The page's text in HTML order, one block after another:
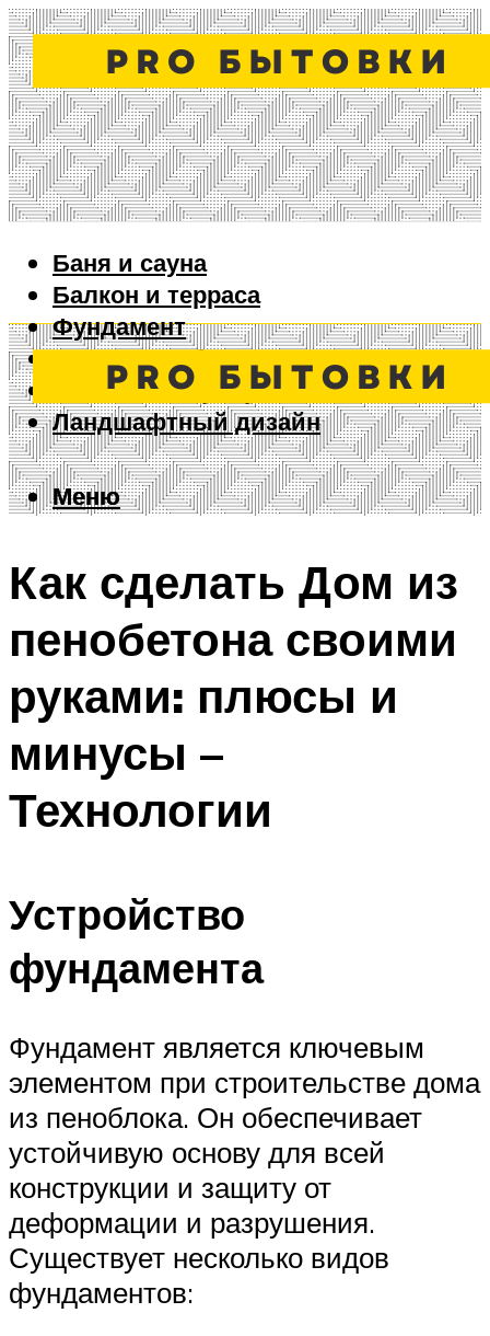
Баня и сауна
Балкон и терраса
Фундамент
Ворота и забор
Дизайн интерьера
Ландшафтный дизайн
Меню
Меню
Как сделать Дом из
пенобетона своими
руками: плюсы и
минусы –
Технологии
Устройство
фундамента
Фундамент является ключевым
элементом при строительстве дома
из пеноблока. Он обеспечивает
устойчивую основу для всей
конструкции и защиту от
деформации и разрушения.
Существует несколько видов
фундаментов: